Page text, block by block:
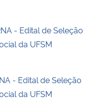
- Edital de Seleção
da UFSM
- Edital de Seleção
da UFSM